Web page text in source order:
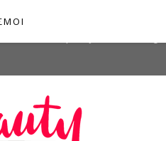
traffic. Your IP address